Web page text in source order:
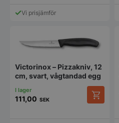
Vi prisjämför
Victorinox – Pizzakniv, 12
cm, svart, vågtandad egg
111,00 SEK